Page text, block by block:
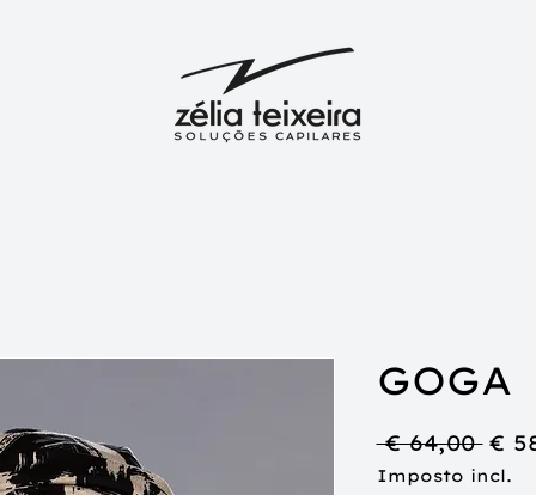
GOGA
€ 64,00 €
Imposto incl.